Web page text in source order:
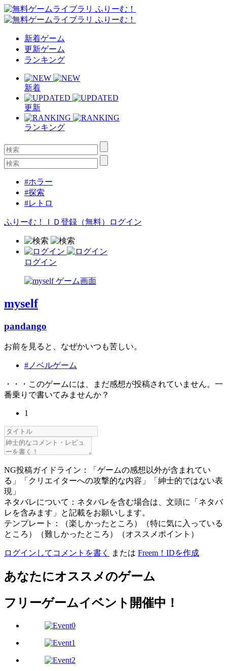
新着ゲーム
更新ゲーム
ランキング
新着
更新
ランキング
#ホラー
#探索
#レトロ
ふりーむ！ＩＤ登録（無料） ログイン
ログイン
myself
pandango
お前を見ると、なぜかいつも苦しい。
#ノベルゲーム
・・・このゲームには、まだ感想が投稿されていません。一
番乗りで書いてみませんか？
1
NG投稿ガイドライン：「ゲームの感想以外が含まれてい
る」「クリエイターへの攻撃的な内容」「紳士的ではない表
現」
ネタバレについて：ネタバレを含む場合は、文頭に「ネタバ
レを含みます」と記載をお願いします。
テンプレート：（楽しかったところ）（特に気に入っている
ところ）（難しかったところ）（オススメポイント）
ログインしてコメントを書く または Freem！IDを作成
あなたにオススメのゲーム
フリーゲームイベント開催中！